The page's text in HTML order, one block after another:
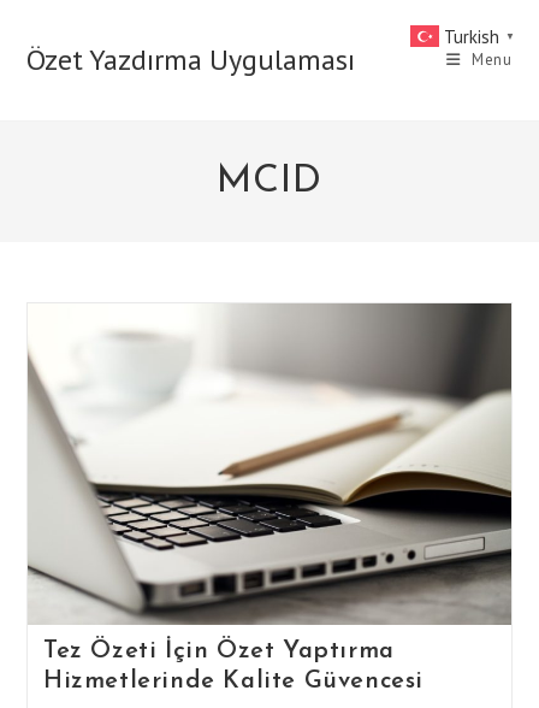
contentÖzet Yazdırma Uygulaması Menu
MCID
Tez Özeti İçin Özet Yaptırma
Hizmetlerinde Kalite Güvencesi
Turkish ▼